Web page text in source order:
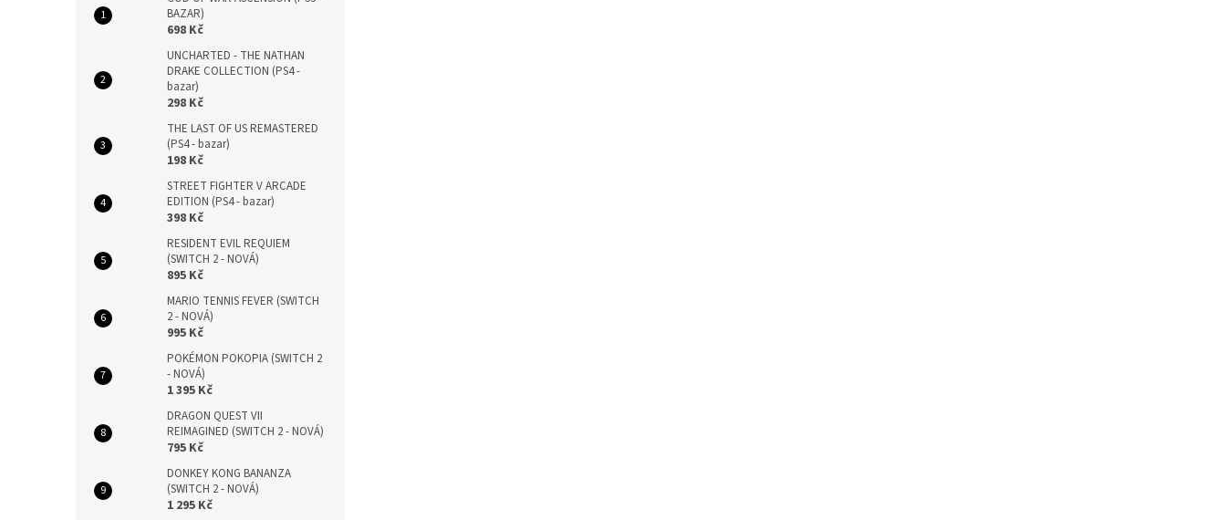
BAZAR)
698 Kč
UNCHARTED - THE NATHAN
DRAKE COLLECTION (PS4 -
bazar)
298 Kč
THE LAST OF US REMASTERED
(PS4 - bazar)
198 Kč
STREET FIGHTER V ARCADE
EDITION (PS4 - bazar)
398 Kč
RESIDENT EVIL REQUIEM
(SWITCH 2 - NOVÁ)
895 Kč
MARIO TENNIS FEVER (SWITCH
2 - NOVÁ)
995 Kč
POKÉMON POKOPIA (SWITCH 2
- NOVÁ)
1 395 Kč
DRAGON QUEST VII
REIMAGINED (SWITCH 2 - NOVÁ)
795 Kč
DONKEY KONG BANANZA
(SWITCH 2 - NOVÁ)
1 295 Kč